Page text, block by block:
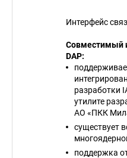
Интерфейс
Совместимый
DAP:
разработки
утилите
АО «ПКК
существует
поддержка